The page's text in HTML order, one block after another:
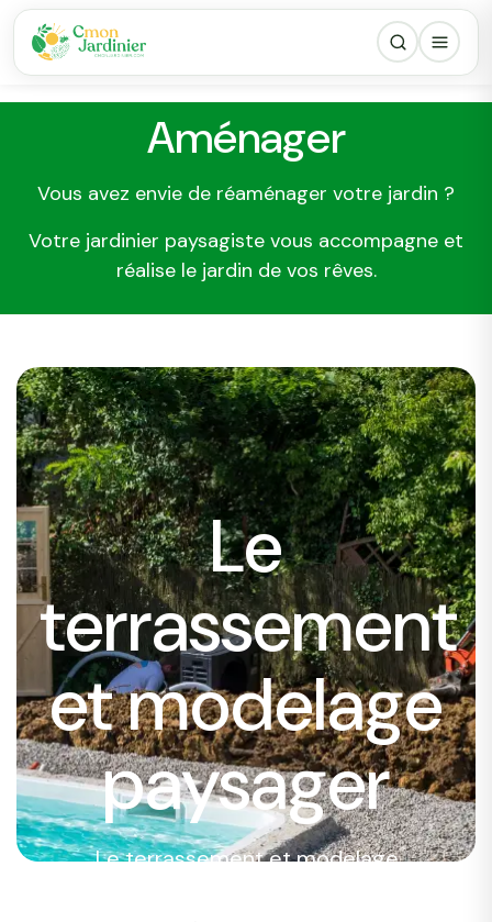
Aménager
Vous avez envie de réaménager votre jardin ?
Votre jardinier paysagiste vous accompagne et
réalise le jardin de vos rêves.
Le
terrassement
et modelage
paysager
Le terrassement et modelage